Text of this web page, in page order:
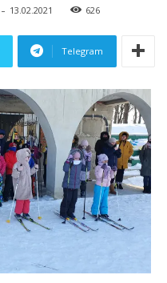
- 13.02.2021 626
Telegram